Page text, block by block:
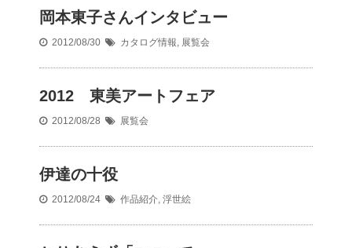
岡本東子さんインタビュー
2012/08/30 カタログ情報, 展覧会
2012 東美アートフェア
2012/08/28 展覧会
伊達の十役
2012/08/24 作品紹介, 浮世絵